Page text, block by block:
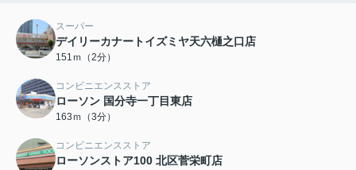
スーパー
デイリーカナートイズミヤ天六樋之口店
151ｍ（2分）
コンビニエンスストア
ローソン 国分寺一丁目東店
163ｍ（3分）
コンビニエンスストア
ローソンストア100 北区菅栄町店